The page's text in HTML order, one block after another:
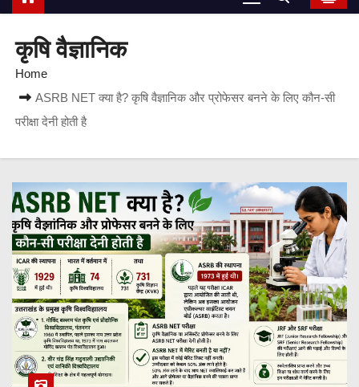
कृषि वैज्ञानिक
Home
ASRB NET क्या है? कृषि वैज्ञानिक और प्रोफेसर बनने के लिए कौन-सी
परीक्षा देनी होती है